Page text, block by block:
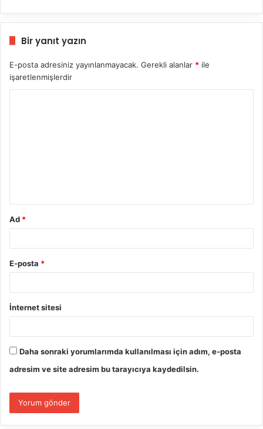
Bir yanıt yazın
E-posta adresiniz yayınlanmayacak. Gerekli alanlar * ile
işaretlenmişlerdir
Ad *
E-posta *
İnternet sitesi
Daha sonraki yorumlarımda kullanılması için adım, e-posta
adresim ve site adresim bu tarayıcıya kaydedilsin.